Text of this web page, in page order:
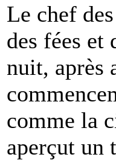
Le chef
des fées et
nuit, après
comme la
aperçut un